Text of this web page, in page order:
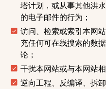
塔计划，或从事其他洪
的电子邮件的行为；
访问、检索或索引本网
充任何可在线搜索的数
论；
干扰本网站或与本网站
逆向工程、反编译、拆